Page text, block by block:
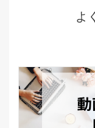
よ